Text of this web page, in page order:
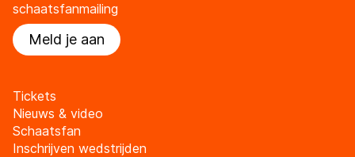
schaatsfanmailing
Meld je aan
Tickets
Nieuws & video
Schaatsfan
Inschrijven wedstrijden